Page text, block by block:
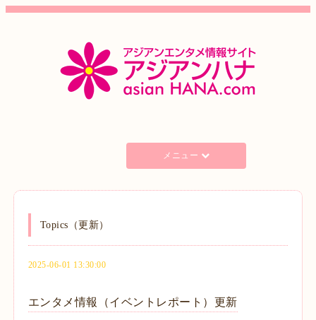
メニュー
Topics（更新）
2025-06-01 13:30:00
エンタメ情報（イベントレポート）更新